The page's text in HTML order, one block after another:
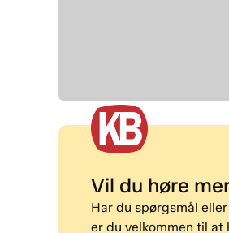
Vil du høre
Har du spørgsmål
er du velkommen til